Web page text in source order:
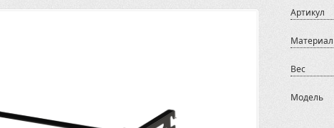
Артикул
Материал
Вес
Модель